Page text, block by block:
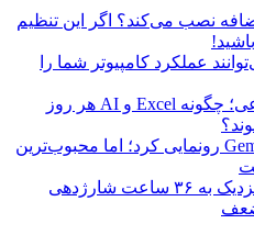
اضافه نصب می‌کند؟ اگر این تنظیم
عملکرد کامپیوتر شما را
آینده اکسل با هوش مصنوعی؛ چگونه Excel و AI هر روز
گوگل از مدل‌های جدید Gemini رونمایی کرد؛ اما محبوب‌ترین
بررسی لپ‌تاپ Dell 14S؛ نزدیک به ۳۶ ساعت شارژدهی
ضعف